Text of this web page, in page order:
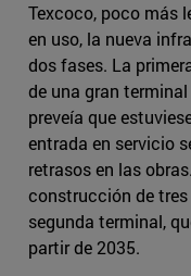
Texcoco, poco más
en uso, la nueva
dos fases. La
de una gran
preveía que
entrada en servicio
retrasos en las
construcción de
segunda terminal,
partir de 2035.